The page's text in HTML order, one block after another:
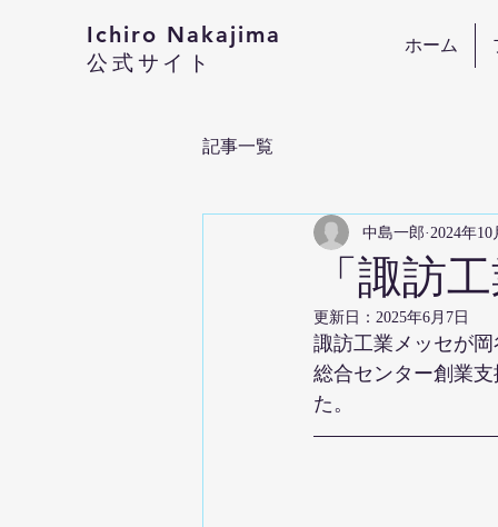
Ichiro Nakajima​
​公式サイト
ホーム
記事一覧
「諏訪
中島一郎 2024年10
更新日： 2025年6月7日
諏訪工業メッセが
総合センター創業
た。